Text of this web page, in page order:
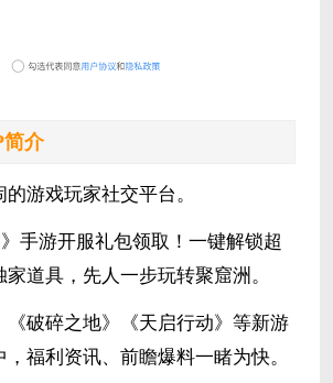
简介
游戏玩家社交平台。
手游开服礼包领取！一键解锁超
道具，先人一步玩转聚窟洲。
《破碎之地》《天启行动》等新游
福利资讯、前瞻爆料一睹为快。